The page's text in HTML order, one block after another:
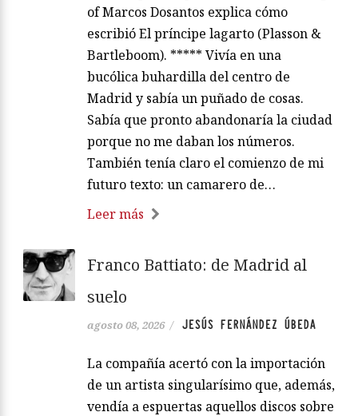
of Marcos Dosantos explica cómo
escribió El príncipe lagarto (Plasson &
Bartleboom). ***** Vivía en una
bucólica buhardilla del centro de
Madrid y sabía un puñado de cosas.
Sabía que pronto abandonaría la ciudad
porque no me daban los números.
También tenía claro el comienzo de mi
futuro texto: un camarero de…
Leer más
Franco Battiato: de Madrid al
suelo
agosto 08, 2026 / JESÚS FERNÁNDEZ ÚBEDA
La compañía acertó con la importación
de un artista singularísimo que, además,
vendía a espuertas aquellos discos sobre